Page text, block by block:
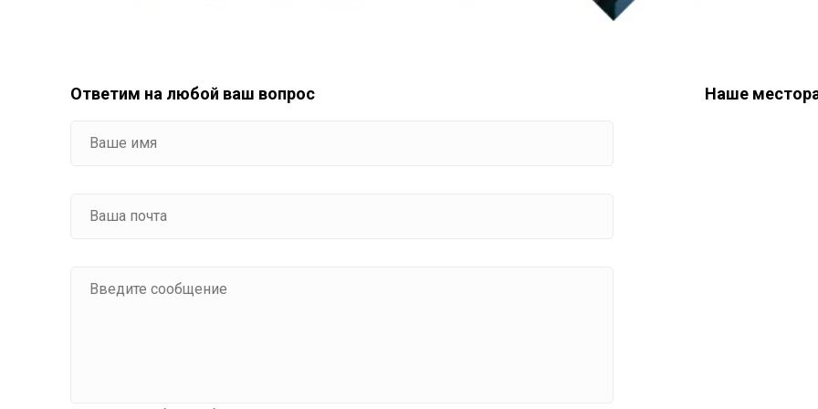
Ответим на любой ваш вопрос Наше